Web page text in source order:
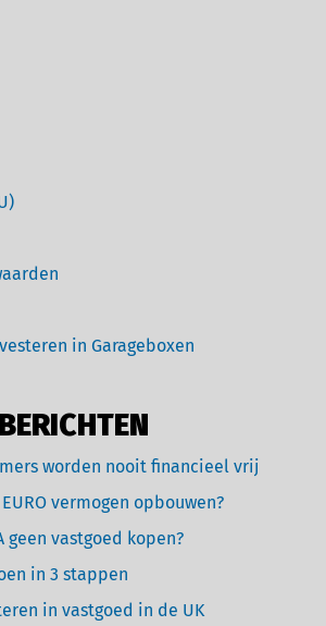
in Garageboxen
worden nooit financieel vrij
vermogen opbouwen?
geen vastgoed kopen?
in 3 stappen
in vastgoed in de UK